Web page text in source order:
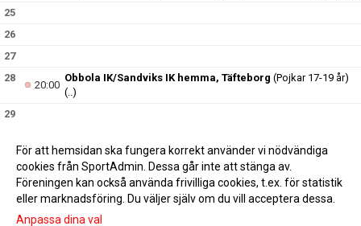
25
26
27
28
20:00
Obbola IK/Sandviks IK hemma, Täfteborg (Pojkar 17-19 år)
(..)
29
För att hemsidan ska fungera korrekt använder vi nödvändiga
cookies från SportAdmin. Dessa går inte att stänga av.
Föreningen kan också använda frivilliga cookies, t.ex. för statistik
eller marknadsföring. Du väljer själv om du vill acceptera dessa.
Anpassa dina val